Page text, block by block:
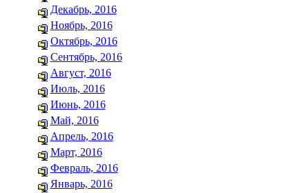
Декабрь, 2016
Ноябрь, 2016
Октябрь, 2016
Сентябрь, 2016
Август, 2016
Июль, 2016
Июнь, 2016
Май, 2016
Апрель, 2016
Март, 2016
Февраль, 2016
Январь, 2016